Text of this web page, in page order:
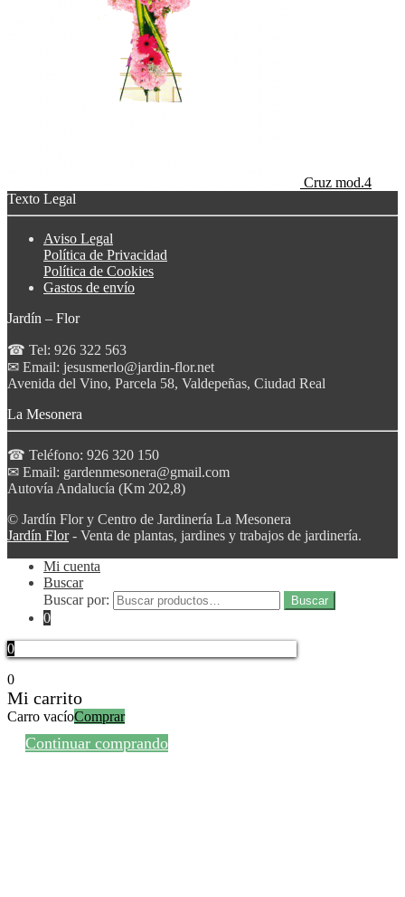
Cruz mod.4
Texto Legal
Aviso Legal
Política de Privacidad
Política de Cookies
Gastos de envío
Jardín – Flor
☎ Tel: 926 322 563
✉ Email: jesusmerlo@jardin-flor.net
Avenida del Vino, Parcela 58, Valdepeñas, Ciudad Real
La Mesonera
☎ Teléfono: 926 320 150
✉ Email: gardenmesonera@gmail.com
Autovía Andalucía (Km 202,8)
© Jardín Flor y Centro de Jardinería La Mesonera
Jardín Flor- Venta de plantas, jardines y trabajos de jardinería.
Mi cuenta
Buscar
Buscar por:
Buscar
0
0
0
Mi carrito
Carro vacíoComprar
Continuar comprando